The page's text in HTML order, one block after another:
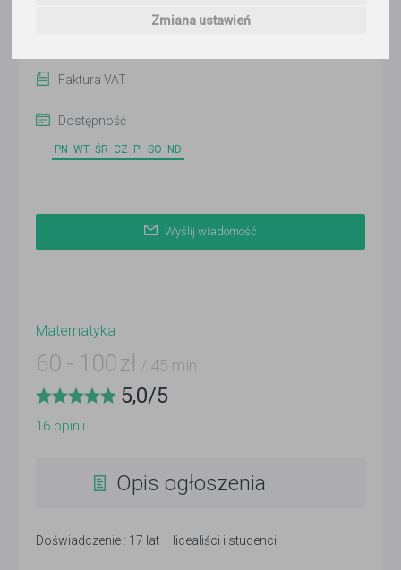
Zmiana ustawień
Faktura VAT
Dostępność
PN WT ŚR CZ PI SO ND
Wyślij wiadomość
Matematyka
60 - 100 zł / 45 min
5,0/5
16 opinii
Opis ogłoszenia
Doświadczenie : 17 lat – licealiści i studenci